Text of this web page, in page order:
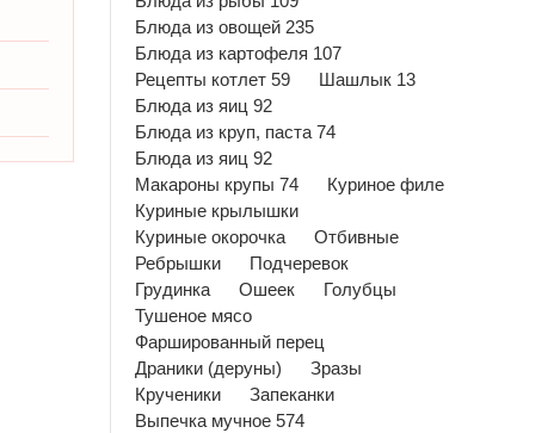
Блюда из овощей 235
Блюда из картофеля 107
Рецепты котлет 59
Шашлык 13
Блюда из яиц 92
Блюда из круп, паста 74
Блюда из яиц 92
Макароны крупы 74
Куриное филе
Куриные крылышки
Куриные окорочка
Отбивные
Ребрышки
Подчеревок
Грудинка
Ошеек
Голубцы
Тушеное мясо
Фаршированный перец
Драники (деруны)
Зразы
Крученики
Запеканки
Выпечка мучное 574